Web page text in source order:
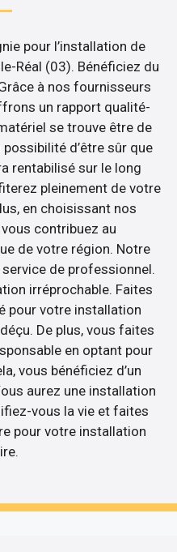
pour l’installation de
Réal (03). Bénéficiez du
à nos fournisseurs
un rapport qualité-
se trouve être de
d’être sûr que
rentabilisé sur le long
pleinement de votre
en choisissant nos
contribuez au
de votre région. Notre
de professionnel.
irréprochable. Faites
pour votre installation
De plus, vous faites
en optant pour
vous bénéficiez d’un
aurez une installation
vous la vie et faites
pour votre installation